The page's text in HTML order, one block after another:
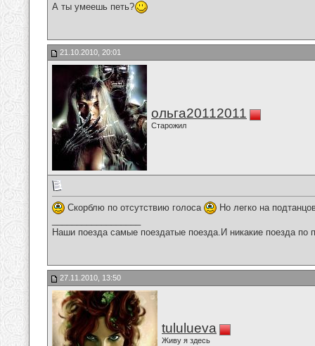
А ты умеешь петь?
21.10.2010, 20:01
ольга20112011
Старожил
Скорблю по отсутствию голоса
Но легко на
Наши поезда самые поездатые поезда.И никакие поезда по
27.11.2010, 13:50
tululueva
Живу я здесь